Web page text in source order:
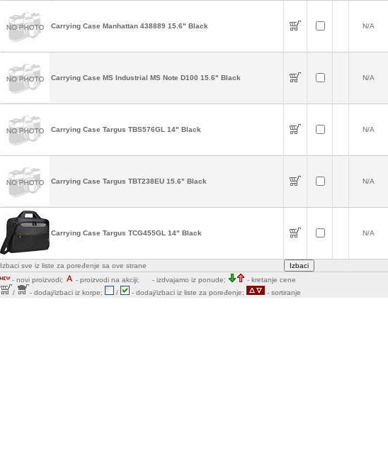
Carrying Case Manhattan 438889 15.6" Black N/A
Carrying Case MS Industrial MS Note D100 15.6" Black N/A
Carrying Case Targus TBS576GL 14" Black N/A
Carrying Case Targus TBT238EU 15.6" Black N/A
Carrying Case Targus TCG455GL 14" Black N/A
Izbaci sve iz liste za poređenje sa ove strane
- novi proizvodi; - proizvodi na akciji; - izdvajamo iz ponude;
- kretanje cene
/
- dodaj/izbaci iz korpe; / - dodaj/izbaci iz liste za poređenje; - sortiranje